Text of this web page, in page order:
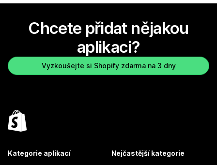
Chcete přidat nějakou
aplikaci?
Vyzkoušejte si Shopify zdarma na 3 dny
Kategorie aplikací Nejčastější kategorie